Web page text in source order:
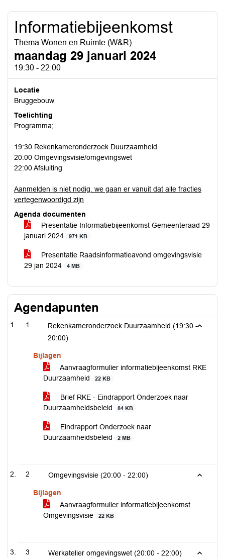
Informatiebijeenkomst
Thema Wonen en Ruimte (W&R)
maandag 29 januari 2024
19:30 - 22:00
Locatie
Bruggebouw
Toelichting
Programma;
19:30 Rekenkameronderzoek Duurzaamheid
20:00 Omgevingsvisie/omgevingswet
22:00 Afsluiting
Aanmelden is niet nodig. we gaan er vanuit dat alle fracties
vertegenwoordigd zijn
Agenda documenten
Presentatie Informatiebijeenkomst Gemeenteraad 29
januari 2024
971 KB
Presentatie Raadsinformatieavond omgevingsvisie
29 jan 2024
4 MB
Agendapunten
1
Rekenkameronderzoek Duurzaamheid (19:30 -
20:00)
Bijlagen
Aanvraagformulier informatiebijeenkomst RKE
Duurzaamheid
22 KB
Brief RKE - Eindrapport Onderzoek naar
Duurzaamheidsbeleid
84 KB
Eindrapport Onderzoek naar
Duurzaamheidsbeleid
2 MB
2 Omgevingsvisie (20:00 - 22:00)
Bijlagen
Aanvraagformulier informatiebijeenkomst
Omgevingsvisie
22 KB
3 Werkatelier omgevingswet (20:00 - 22:00)